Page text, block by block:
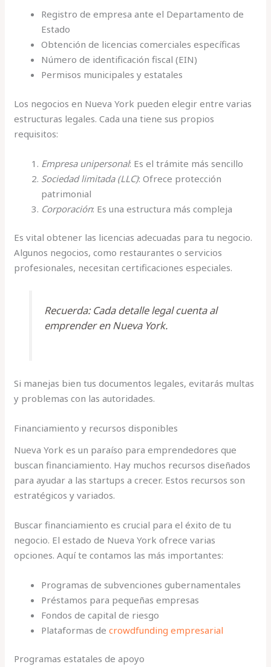
Registro de empresa ante el Departamento de
Estado
Obtención de licencias comerciales específicas
Número de identificación fiscal (EIN)
Permisos municipales y estatales
Los negocios en Nueva York pueden elegir entre varias
estructuras legales. Cada una tiene sus propios
requisitos:
Empresa unipersonal: Es el trámite más sencillo
Sociedad limitada (LLC): Ofrece protección
patrimonial
Corporación: Es una estructura más compleja
Es vital obtener las licencias adecuadas para tu negocio.
Algunos negocios, como restaurantes o servicios
profesionales, necesitan certificaciones especiales.
Recuerda: Cada detalle legal cuenta al
emprender en Nueva York.
Si manejas bien tus documentos legales, evitarás multas
y problemas con las autoridades.
Financiamiento y recursos disponibles
Nueva York es un paraíso para emprendedores que
buscan financiamiento. Hay muchos recursos diseñados
para ayudar a las startups a crecer. Estos recursos son
estratégicos y variados.
Buscar financiamiento es crucial para el éxito de tu
negocio. El estado de Nueva York ofrece varias
opciones. Aquí te contamos las más importantes:
Programas de subvenciones gubernamentales
Préstamos para pequeñas empresas
Fondos de capital de riesgo
Plataformas decrowdfunding empresarial
Programas estatales de apoyo